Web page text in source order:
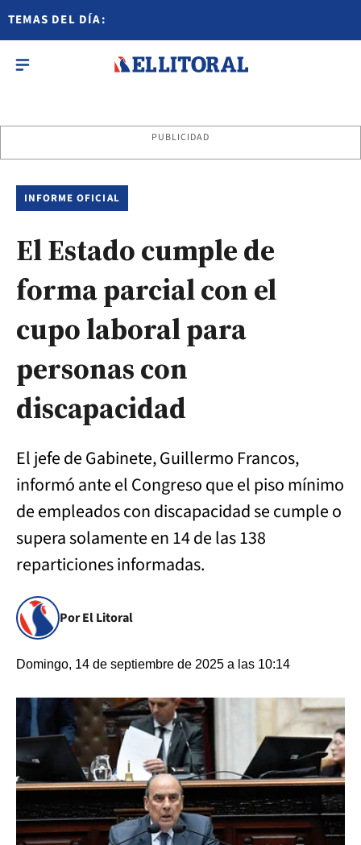
TEMAS DEL DÍA:
PUBLICIDAD
INFORME OFICIAL
El Estado cumple de
forma parcial con el
cupo laboral para
personas con
discapacidad
El jefe de Gabinete, Guillermo Francos,
informó ante el Congreso que el piso mínimo
de empleados con discapacidad se cumple o
supera solamente en 14 de las 138
reparticiones informadas.
Por El Litoral
Domingo, 14 de septiembre de 2025 a las 10:14